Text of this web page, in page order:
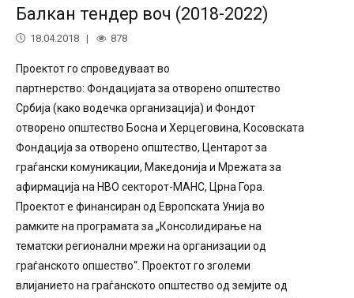
Балкан тендер воч (2018-2022)
18.04.2018 878
Проектот го спроведуваат во
партнерство: Фондацијата за отворено општество
Србија (како водечка организација) и Фондот
отворено општество Босна и Херцеговина, Косовската
Фондација за отворено општество, Центарот за
граѓански комуникации, Македонија и Мрежата за
афирмација на НВО секторот-МАНС, Црна Гора.
Проектот е финансиран од Европската Унија во
рамките на програмата за „Консолидирање на
тематски регионални мрежи на организации од
граѓанското опшество“. Проектот го зголеми
влијанието на граѓанското општество од земјите од